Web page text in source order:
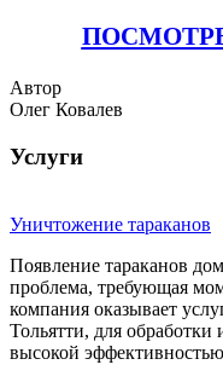
Автор
Олег Ковалев
Услуги
Уничтожение тараканов
Появление тараканов
проблема, требующая
компания оказывает
Тольятти, для обработки
высокой